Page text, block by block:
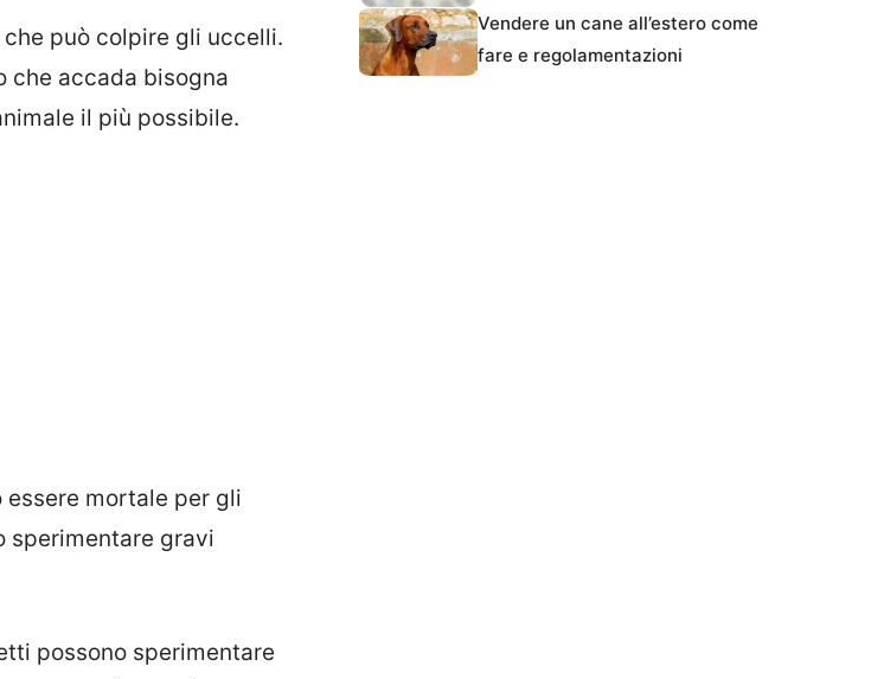
può colpire gli uccelli.
che accada bisogna
il più possibile.
essere mortale per gli
sperimentare gravi
possono sperimentare
Vendere un cane all’estero come
fare e regolamentazioni